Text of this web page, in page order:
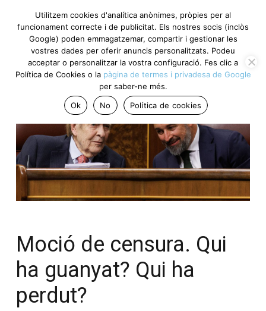
Moció de censura. Qui
ha guanyat? Qui ha
perdut?
Utilitzem cookies d'analítica anònimes, pròpies per al
funcionament correcte i de publicitat. Els nostres socis (inclòs
Google) poden emmagatzemar, compartir i gestionar les
vostres dades per oferir anuncis personalitzats. Podeu
acceptar o personalitzar la vostra configuració. Fes clic a
Política de Cookies o la pàgina de termes i privadesa de Google
per saber-ne més.
Ok
No Política de cookies